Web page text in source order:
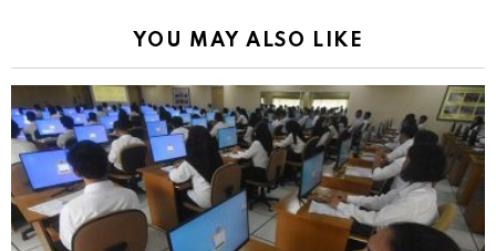
YOU MAY ALSO LIKE